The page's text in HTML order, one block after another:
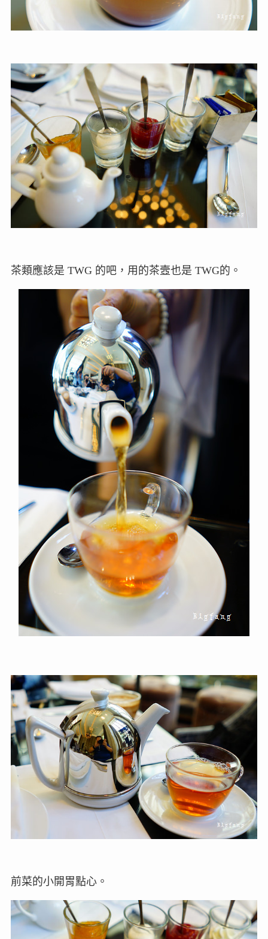
茶類應該是 TWG 的吧，用的茶壼也是 TWG的。
前菜的小開胃點心。